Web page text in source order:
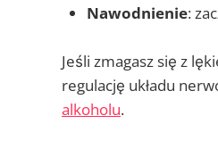
Nawodnienie:
Jeśli zmagasz się z
regulację układu
alkoholu.